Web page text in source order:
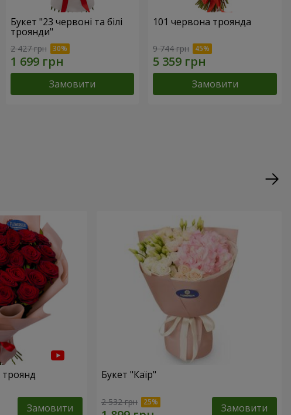
Букет "23 червоні та білі
троянди"
2 427 грн
Замовити
101 червона троянда
9 744 грн
Замовити
троянд
Замовити
Букет "Каїр"
2 532 грн Замовити